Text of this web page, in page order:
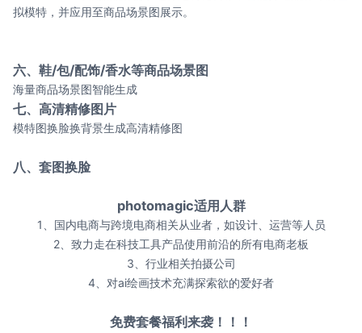
拟模特，并应用至商品场景图展示。
六、鞋/包/配饰/香水等商品场景图
海量商品场景图智能生成
七、高清精修图片
模特图换脸换背景生成高清精修图
八、套图换脸
photomagic适用人群
1、国内电商与跨境电商相关从业者，如设计、运营等人员
2、致力走在科技工具产品使用前沿的所有电商老板
3、行业相关拍摄公司
4、对ai绘画技术充满探索欲的爱好者
免费套餐福利来袭！！！